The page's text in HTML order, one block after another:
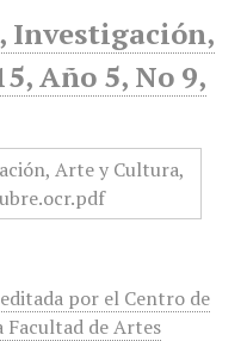
Investigación,
Año 5, No 9,
por el Centro de
Facultad de Artes